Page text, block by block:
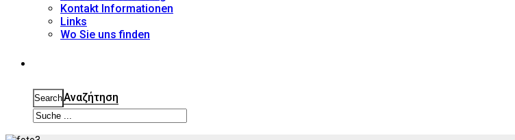
Kontakt Informationen
Links
Wo Sie uns finden
SearchΑναζήτηση